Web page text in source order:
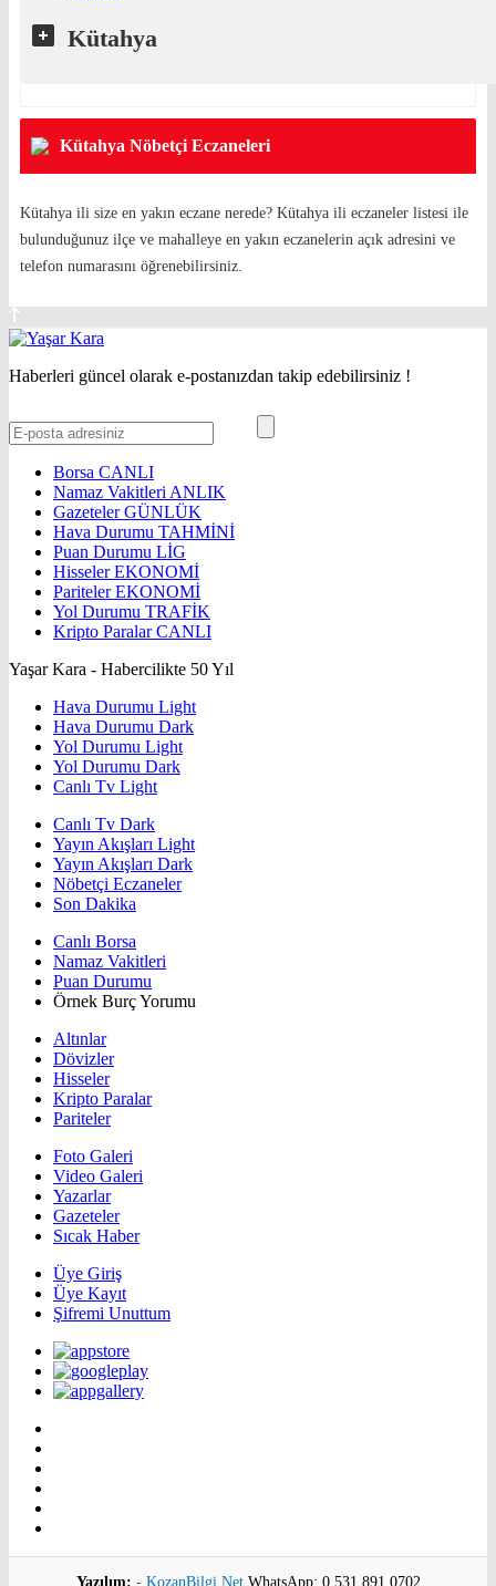
Kütahya
Kütahya Nöbetçi Eczaneleri
Kütahya ili size en yakın eczane nerede? Kütahya ili eczaneler listesi ile
bulunduğunuz ilçe ve mahalleye en yakın eczanelerin açık adresini ve
telefon numarasını öğrenebilirsiniz.
Haberleri güncel olarak e-postanızdan takip edebilirsiniz !
Borsa CANLI
Namaz Vakitleri ANLIK
GazetelerGÜNLÜK
Hava Durumu TAHMİNİ
Puan Durumu LİG
HisselerEKONOMİ
ParitelerEKONOMİ
Yol Durumu TRAFİK
Kripto ParalarCANLI
Yaşar Kara - Habercilikte 50 Yıl
Hava Durumu Light
Hava Durumu Dark
Yol Durumu Light
Yol Durumu Dark
Canlı Tv Light
Canlı Tv Dark
Yayın Akışları Light
Yayın Akışları Dark
Nöbetçi Eczaneler
Son Dakika
Canlı Borsa
Namaz Vakitleri
Puan Durumu
Örnek Burç Yorumu
Altınlar
Dövizler
Hisseler
Kripto Paralar
Pariteler
Foto Galeri
Video Galeri
Yazarlar
Gazeteler
Sıcak Haber
Üye Giriş
Üye Kayıt
Şifremi Unuttum
Yazılım: - KozanBilgi.Net WhatsApp: 0 531 891 0702